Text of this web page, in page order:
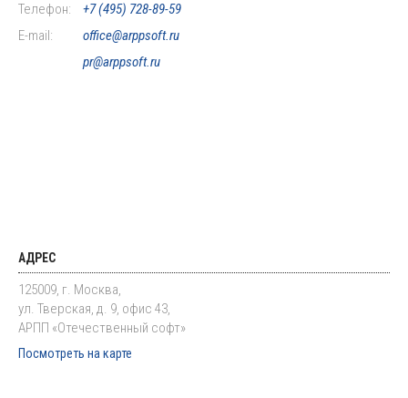
Телефон:
+7 (495) 728-89-59
E-mail:
office@arppsoft.ru
pr@arppsoft.ru
АДРЕС
125009, г. Москва,
ул. Тверская, д. 9, офис 43,
АРПП «Отечественный софт»
Посмотреть на карте